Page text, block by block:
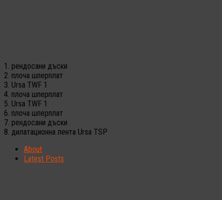
1. рендосани дъски
2. плоча шперплат
3. Ursa TWF 1
4. плоча шперплат
5. Ursa TWF 1
6. плоча шперплат
7. рендосани дъски
8. дилатационна лента Ursa TSP
About
Latest Posts